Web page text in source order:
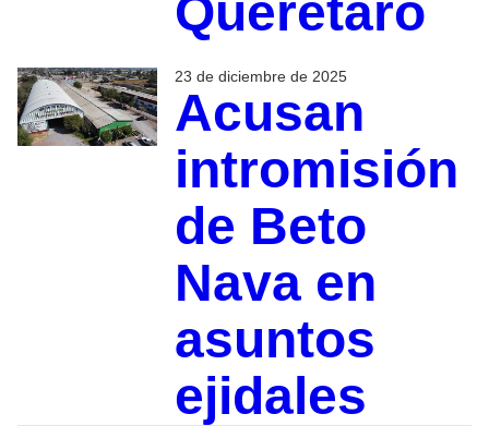
Querétaro
23 de diciembre de 2025
Acusan
intromisión
de Beto
Nava en
asuntos
ejidales